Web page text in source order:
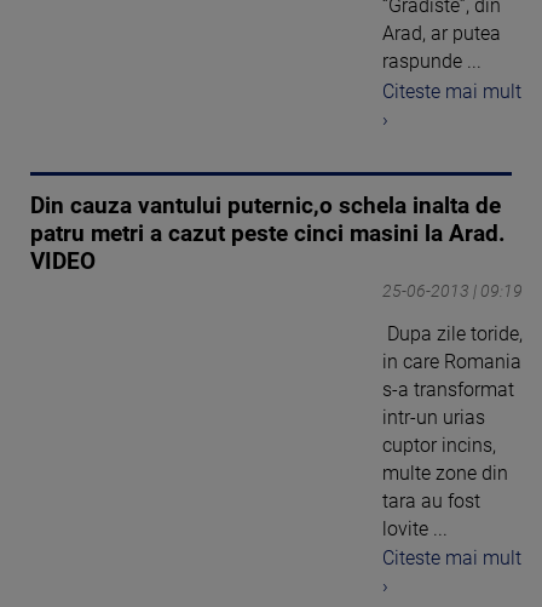
“Gradiste”, din
Arad, ar putea
raspunde ...
Citeste mai mult
›
Din cauza vantului puternic,o schela inalta de
patru metri a cazut peste cinci masini la Arad.
VIDEO
25-06-2013 | 09:19
Dupa zile toride,
in care Romania
s-a transformat
intr-un urias
cuptor incins,
multe zone din
tara au fost
lovite ...
Citeste mai mult
›